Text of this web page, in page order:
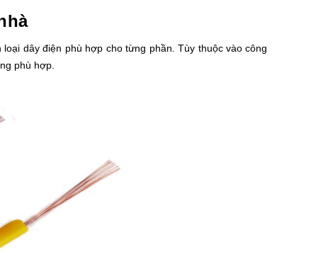
dây điện phù hợp cho từng phần. Tùy thuộc vào công
phù hợp.